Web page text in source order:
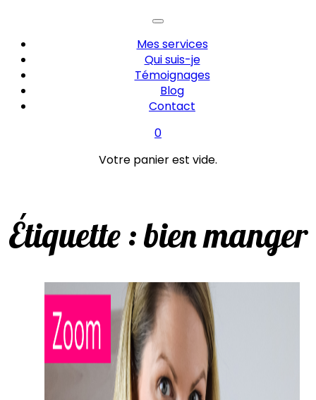
Mes services
Qui suis-je
Témoignages
Blog
Contact
0
Votre panier est vide.
Étiquette :bien manger